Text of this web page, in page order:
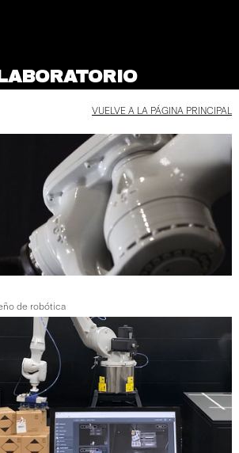
VUELVE A LA PÁGINA PRINCIPAL
de robótica